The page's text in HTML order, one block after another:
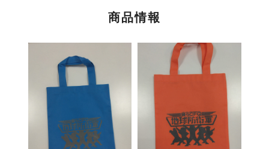
商品情報